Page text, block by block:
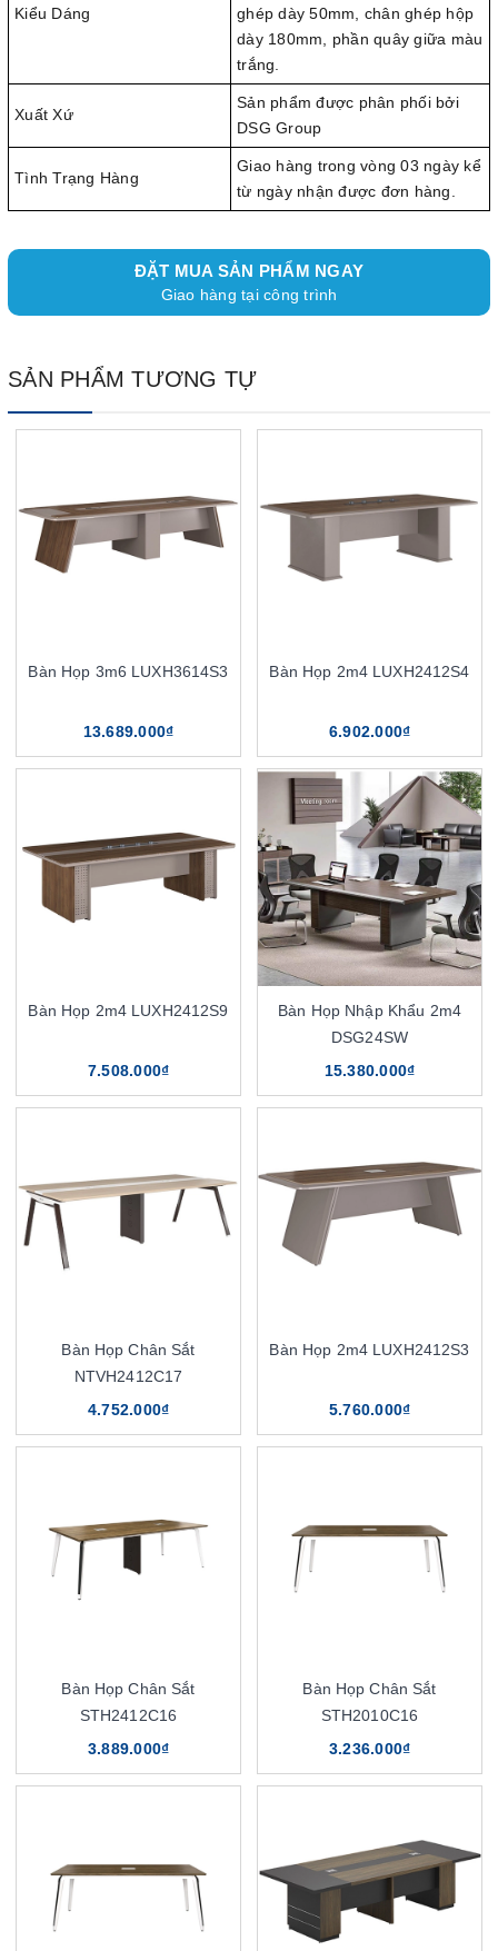
Kiểu Dáng
ghép dày 50mm, chân ghép hộp
dày 180mm, phần quây giữa màu
trắng.
Xuất Xứ
Sản phẩm được phân phối bởi
DSG Group
Tình Trạng Hàng
Giao hàng trong vòng 03 ngày kể
từ ngày nhận được đơn hàng.
ĐẶT MUA SẢN PHẨM NGAY
Giao hàng tại công trình
SẢN PHẨM TƯƠNG TỰ
Bàn Họp 3m6 LUXH3614S3
13.689.000₫
Bàn Họp 2m4 LUXH2412S4
6.902.000₫
Bàn Họp 2m4 LUXH2412S9
7.508.000₫
Bàn Họp Nhập Khẩu 2m4
DSG24SW
15.380.000₫
Bàn Họp Chân Sắt
NTVH2412C17
4.752.000₫
Bàn Họp 2m4 LUXH2412S3
5.760.000₫
Bàn Họp Chân Sắt
STH2412C16
3.889.000₫
Bàn Họp Chân Sắt
STH2010C16
3.236.000₫